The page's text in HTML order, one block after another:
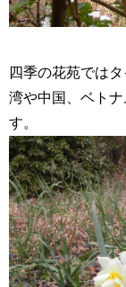
四季の花苑では
湾や中国、ベト
す。